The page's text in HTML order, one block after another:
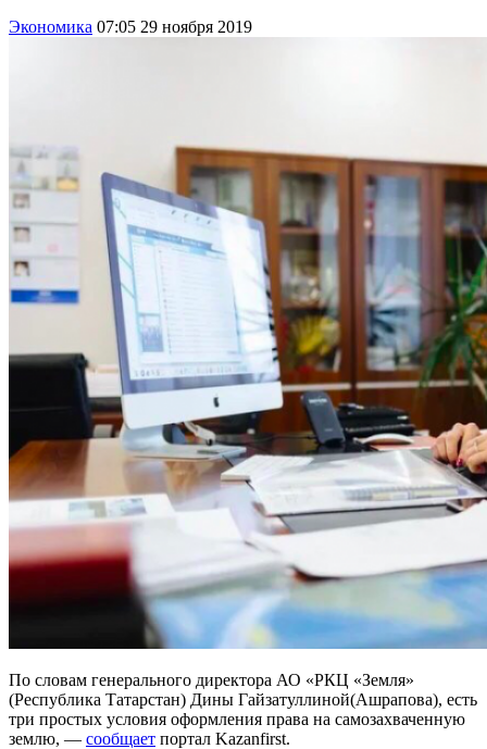
Экономика 07:05 29 ноября 2019
По словам генерального директора АО «РКЦ «Земля»
(Республика Татарстан) Дины Гайзатуллиной(Ашрапова), есть
три простых условия оформления права на самозахваченную
землю, — сообщает портал Kazanfirst.